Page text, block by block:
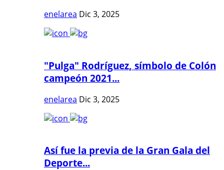
enelarea Dic 3, 2025
"Pulga" Rodríguez, símbolo de Colón
campeón 2021...
enelarea Dic 3, 2025
Así fue la previa de la Gran Gala del
Deporte...